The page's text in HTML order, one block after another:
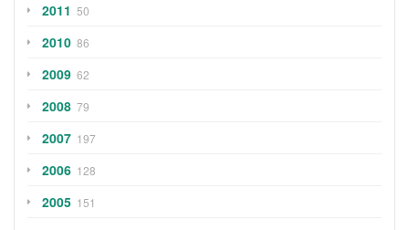
2011 50
2010 86
2009 62
2008 79
2007 197
2006 128
2005 151